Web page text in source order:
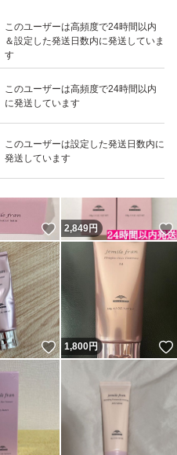
このユーザーは高頻度で24時間以内
＆設定した発送日数内に発送していま
す
このユーザーは高頻度で24時間以内
に発送しています
このユーザーは設定した発送日数内に
発送しています
いいね！
3,980
いいね！
2,849円
いいね！
1,800円